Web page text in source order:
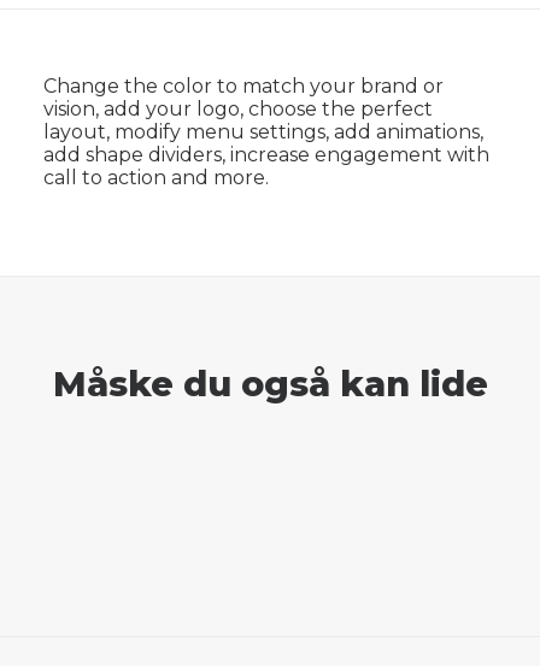
Change the color to match your brand or
vision, add your logo, choose the perfect
layout, modify menu settings, add animations,
add shape dividers, increase engagement with
call to action and more.
Måske du også kan lide